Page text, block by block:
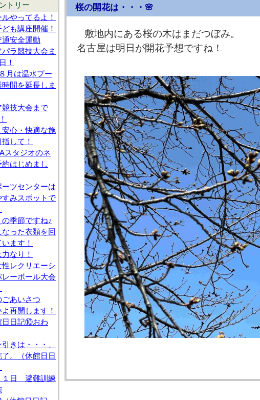
トリー
やってるよ！
も講座開催！
通安全運動
パラ競技大会ま
！
月は温水プー
時間を延長しま
競技大会まで
安心・快適な施
して！
スタジオのネ
約はじめまし
ーツセンターは
すみスポットで
季節ですね♪
った衣類を回
ます！
なり！
性レクリエーシ
レーボール大会
ごあいさつ
再開します！
日日記⑩おわ
きは・・・、
。（休館日日
１日 避難訓練
桜の開花は・・・🌸
敷地内にある桜の木はまだつぼみ。
名古屋は明日が開花予想ですね！